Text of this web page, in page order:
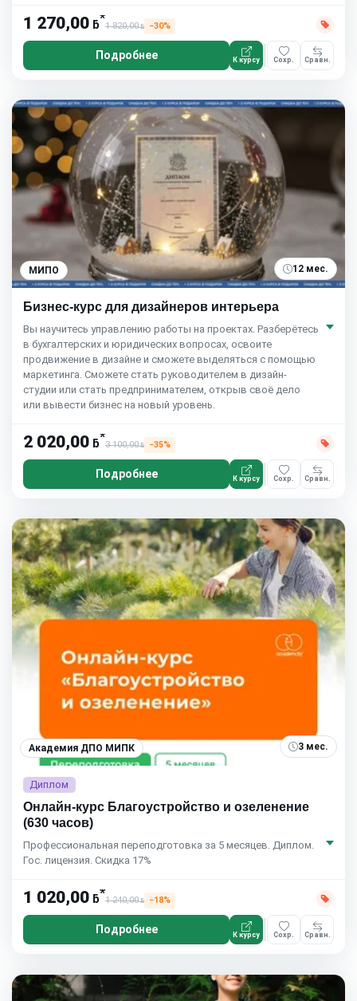
1 270,00 ƃ*
1 820,00ƃ −30%
Подробнее К курсу Сохр. Сравн.
МИПО 12 мес.
Бизнес-курс для дизайнеров интерьера
Вы научитесь управлению работы на проектах. Разберётесь
в бухгалтерских и юридических вопросах, освоите
продвижение в дизайне и сможете выделяться с помощью
маркетинга. Сможете стать руководителем в дизайн-
студии или стать предпринимателем, открыв своё дело
или вывести бизнес на новый уровень.
2 020,00 ƃ*
3 100,00ƃ −35%
Подробнее К курсу Сохр. Сравн.
Академия ДПО МИПК 3 мес.
Диплом
Онлайн-курс Благоустройство и озеленение
(630 часов)
Профессиональная переподготовка за 5 месяцев. Диплом.
Гос. лицензия. Скидка 17%
1 020,00 ƃ*
1 240,00ƃ −18%
Подробнее К курсу Сохр. Сравн.